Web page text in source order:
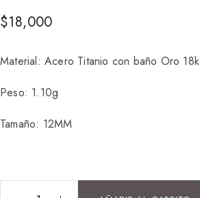
$18,000
Material: Acero Titanio con baño Oro 18k
Peso: 1.10g
Tamaño: 12MM